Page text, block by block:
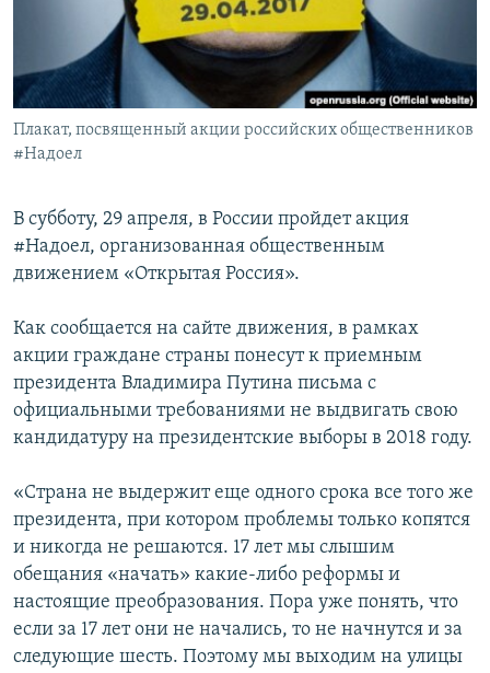
ПОБЕДИТЕЛЕЙ НЕ СУДЯТ?
КРЫМ.НЕПОКОРЕННЫЙ
ELIFBE
УКРАИНСКАЯ ПРОБЛЕМА КРЫМА
ПРИСОЕДИНЯЙТЕСЬ!
Все сайты RFE/RL
Плакат, посвященный акции российских общественников
#Надоел
В субботу, 29 апреля, в России пройдет акция
#Надоел, организованная общественным
движением «Открытая Россия».
Как сообщается на сайте движения, в рамках
акции граждане страны понесут к приемным
президента Владимира Путина письма с
официальными требованиями не выдвигать свою
кандидатуру на президентские выборы в 2018 году.
«Страна не выдержит еще одного срока все того же
президента, при котором проблемы только копятся
и никогда не решаются. 17 лет мы слышим
обещания «начать» какие-либо реформы и
настоящие преобразования. Пора уже понять, что
если за 17 лет они не начались, то не начнутся и за
следующие шесть. Поэтому мы выходим на улицы